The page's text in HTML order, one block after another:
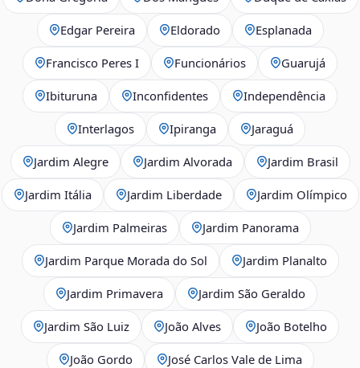
Edgar Pereira Eldorado Esplanada
Francisco Peres I Funcionários Guarujá
Ibituruna Inconfidentes Independência
Interlagos Ipiranga Jaraguá
Jardim Alegre Jardim Alvorada Jardim Brasil
Jardim Itália Jardim Liberdade Jardim Olímpico
Jardim Palmeiras Jardim Panorama
Jardim Parque Morada do Sol Jardim Planalto
Jardim Primavera Jardim São Geraldo
Jardim São Luiz João Alves João Botelho
João Gordo José Carlos Vale de Lima